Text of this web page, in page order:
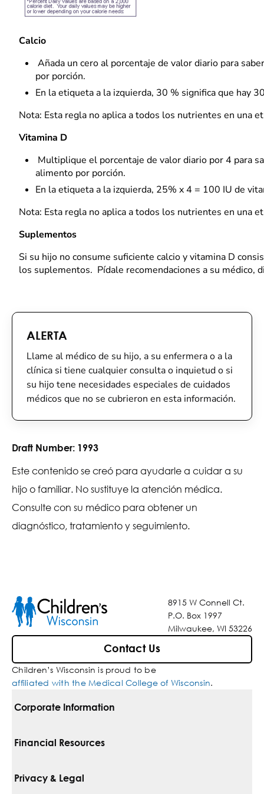
Calcio
Añada un cero al porcentaje de valor diario para
por porción.
En la etiqueta a la izquierda, 30 % significa que hay
Nota: Esta regla no aplica a todos los nutrientes en una
Vitamina D
Multiplique el porcentaje de valor diario por 4 para
alimento por porción.
En la etiqueta a la izquierda, 25% x 4 = 100 IU de
Nota: Esta regla no aplica a todos los nutrientes en una
Suplementos
Si su hijo no consume suficiente calcio y vitamina D
los suplementos. Pídale recomendaciones a su médico,
ALERTA
Llame al médico de su hijo, a su enfermera o a la
clínica si tiene cualquier consulta o inquietud o si
su hijo tene necesidades especiales de cuidados
médicos que no se cubrieron en esta información.
Draft Number: 1993
Este contenido se creó para ayudarle a cuidar a su
hijo o familiar. No sustituye la atención médica.
Consulte con su médico para obtener un
diagnóstico, tratamiento y seguimiento.
8915 W Connell Ct.
P.O. Box 1997
Milwaukee, WI 53226
Contact Us
Children’s Wisconsin is proud to be
affiliated with the Medical College of Wisconsin.
Corporate Information
For Vendors
Financial Resources
Pay Your Bill
Privacy & Legal